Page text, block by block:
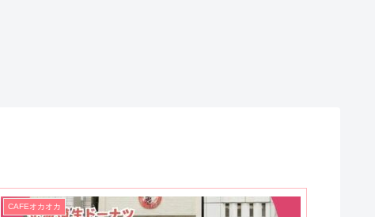
CAFEオカオカ